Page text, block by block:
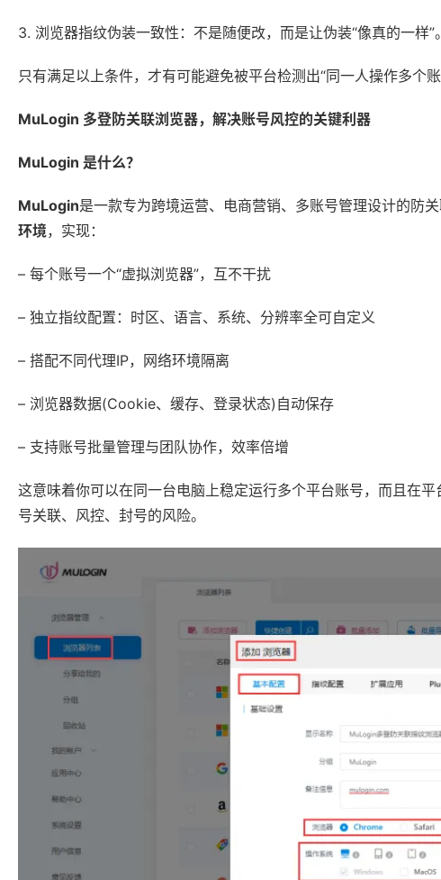
3. 浏览器指纹伪装一致性：不是随便改，而是让伪装“像真的一样”。
只有满足以上条件，才有可能避免被平台检测出“同一人操作多个账
MuLogin 多登防关联浏览器，解决账号风控的关键利器
MuLogin 是什么？
MuLogin是一款专为跨境运营、电商营销、多账号管理设计的防
环境，实现：
– 每个账号一个“虚拟浏览器”，互不干扰
– 独立指纹配置：时区、语言、系统、分辨率全可自定义
– 搭配不同代理IP，网络环境隔离
– 浏览器数据(Cookie、缓存、登录状态)自动保存
– 支持账号批量管理与团队协作，效率倍增
这意味着你可以在同一台电脑上稳定运行多个平台账号，而且在
号关联、风控、封号的风险。